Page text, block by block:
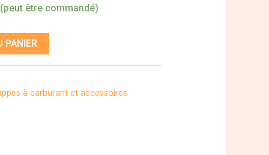
être commandé)
PANIER
à carburant et accessoires